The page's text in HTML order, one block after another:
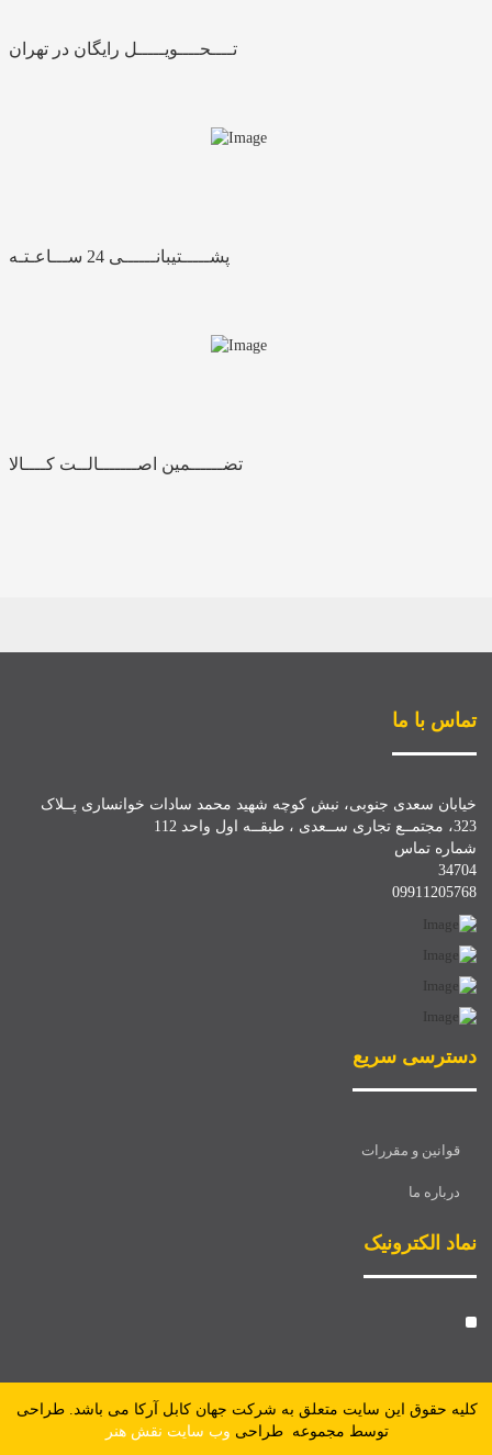
تــــحــــویـــــل رایگان در تهران
پشـــــتیبانــــــی 24 ســـاعـتـه
تضــــــمین اصـــــــالــت کــــالا
تماس با ما
خیابان سعدی جنوبی، نبش کوچه شهید محمد سادات خوانساری پــلاک
323، مجتمــع تجاری ســعدی ، طبقــه اول واحد 112
شماره تماس
34704
09911205768
دسترسی سریع
قوانین و مقررات
درباره ما
نماد الکترونیک
کليه حقوق اين سايت متعلق به شرکت جهان کابل آرکا می باشد. طراحی
توسط مجموعه طراحی وب سایت نقش هنر